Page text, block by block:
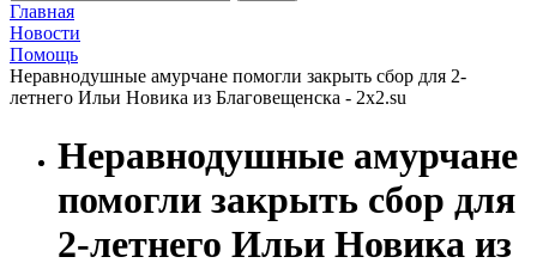
Главная
Новости
Помощь
Неравнодушные амурчане помогли закрыть сбор для 2-
летнего Ильи Новика из Благовещенска - 2x2.su
Неравнодушные амурчане
помогли закрыть сбор для
2-летнего Ильи Новика из